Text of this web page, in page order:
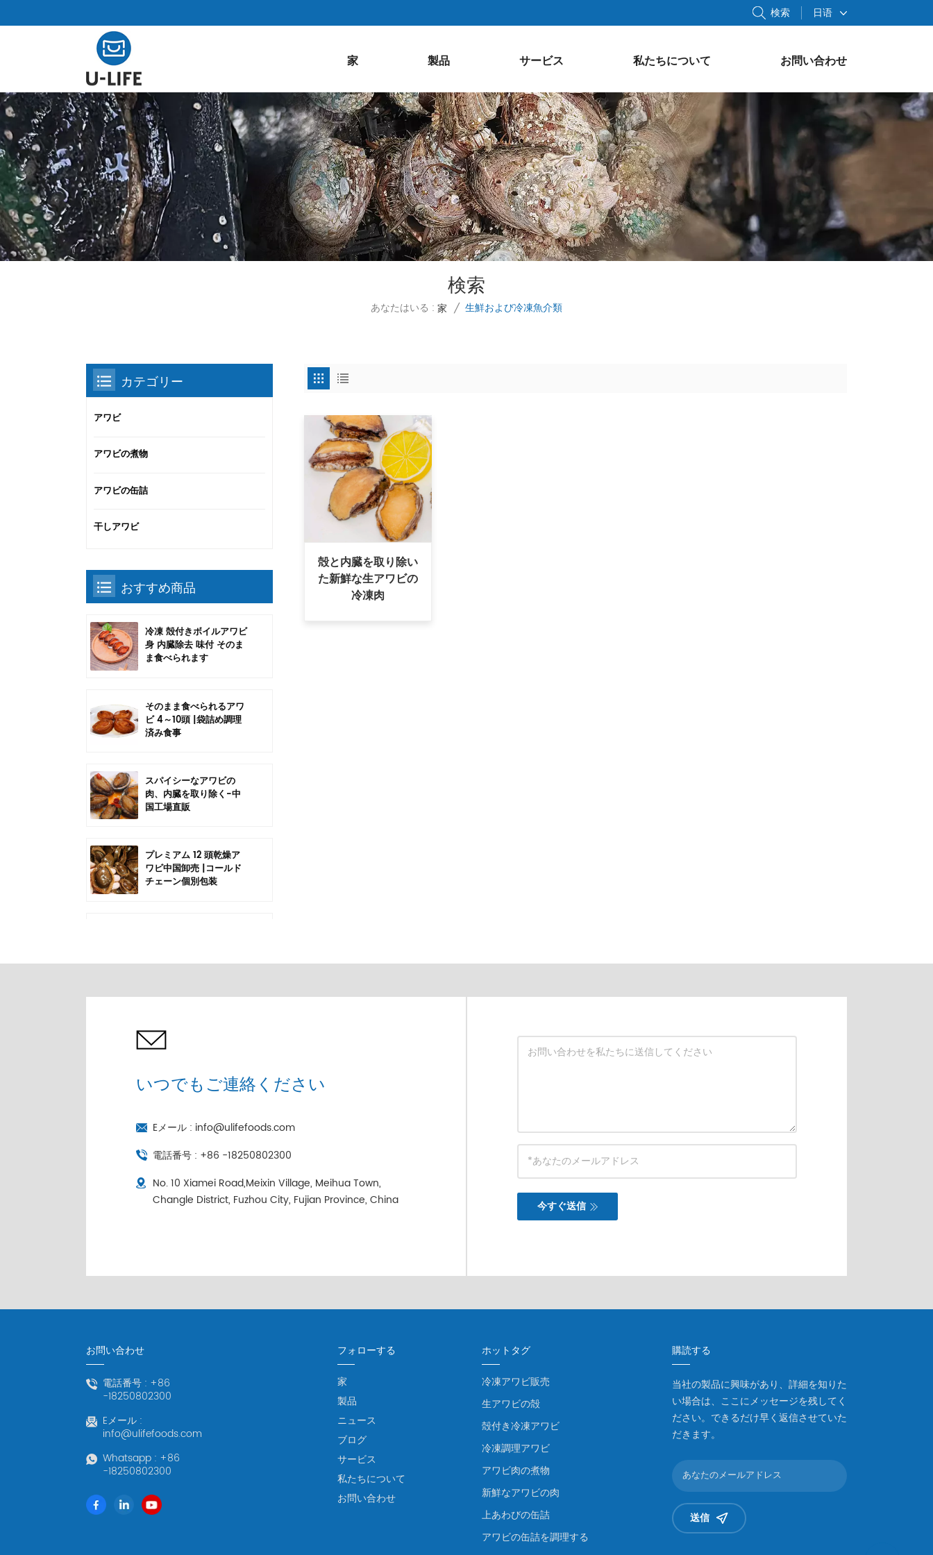
日语
検索
家 製品 サービス 私たちについて お問い合わせ
検索
あなたはいる : 家 / 生鮮および冷凍魚介類
殻と内臓を取り除い
た新鮮な生アワビの
冷凍肉
カテゴリー
アワビ
アワビの煮物
アワビの缶詰
干しアワビ
おすすめ商品
冷凍 殻付きボイルアワビ
身 内臓除去 味付 そのま
ま食べられます
そのまま食べられるアワ
ビ 4～10頭 |袋詰め調理
済み食事
スパイシーなアワビの
肉、内臓を取り除く-中
国工場直販
プレミアム 12 頭乾燥ア
ワビ中国卸売 |コールド
チェーン個別包装
いつでもご連絡ください
Eメール : info@ulifefoods.com
電話番号 : +86 -18250802300
No. 10 Xiamei Road,Meixin Village, Meihua Town,
Changle District, Fuzhou City, Fujian Province, China
今すぐ送信
お問い合わせ
電話番号 : +86
-18250802300
Eメール :
info@ulifefoods.com
Whatsapp : +86
-18250802300
フォローする
家
製品
ニュース
ブログ
サービス
私たちについて
お問い合わせ
ホットタグ
冷凍アワビ販売
生アワビの殻
殻付き冷凍アワビ
冷凍調理アワビ
アワビ肉の煮物
新鮮なアワビの肉
上あわびの缶詰
アワビの缶詰を調理する
購読する
当社の製品に興味があり、詳細を知りた
い場合は、ここにメッセージを残してく
ださい。できるだけ早く返信させていた
だきます。
送信